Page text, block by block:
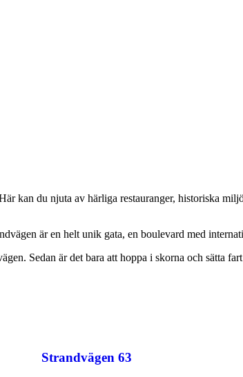
kan du njuta av härliga restauranger, historiska
är en helt unik gata, en boulevard med
Sedan är det bara att hoppa i skorna och sätta
Strandvägen 63